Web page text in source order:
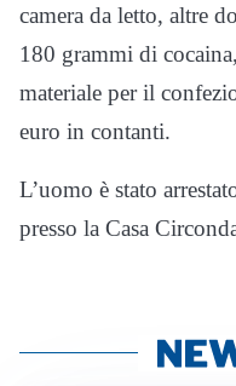
camera da letto, altre
180 grammi di
materiale per il
euro in contanti.
L’uomo è stato
presso la Casa